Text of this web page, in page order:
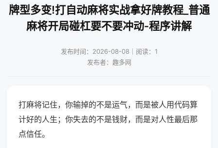
牌型多变!打自动麻将实战拿好牌教程_普通
麻将开局碰杠要不要冲动-程序讲解
发布时间：2026-08-08｜阅读：1
发布者：趣多网
打麻将记住，你输掉的不是运气，而是被人用代码算
计好的人生；你失去的不是钱财，而是对人性最后那
点信任。